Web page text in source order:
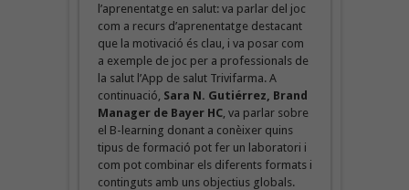
l’aprenentatge en salut: va parlar del joc
com a recurs d’aprenentatge destacant
que la motivació és clau, i va posar com
a exemple de joc per a professionals de
la salut l’App de salut Trivifarma. A
continuació, Sara N. Gutiérrez, Brand
Manager de Bayer HC, va parlar sobre
el B-learning donant a conèixer quins
tipus de formació pot fer un laboratori i
com pot combinar els diferents formats i
continguts amb uns objectius globals.